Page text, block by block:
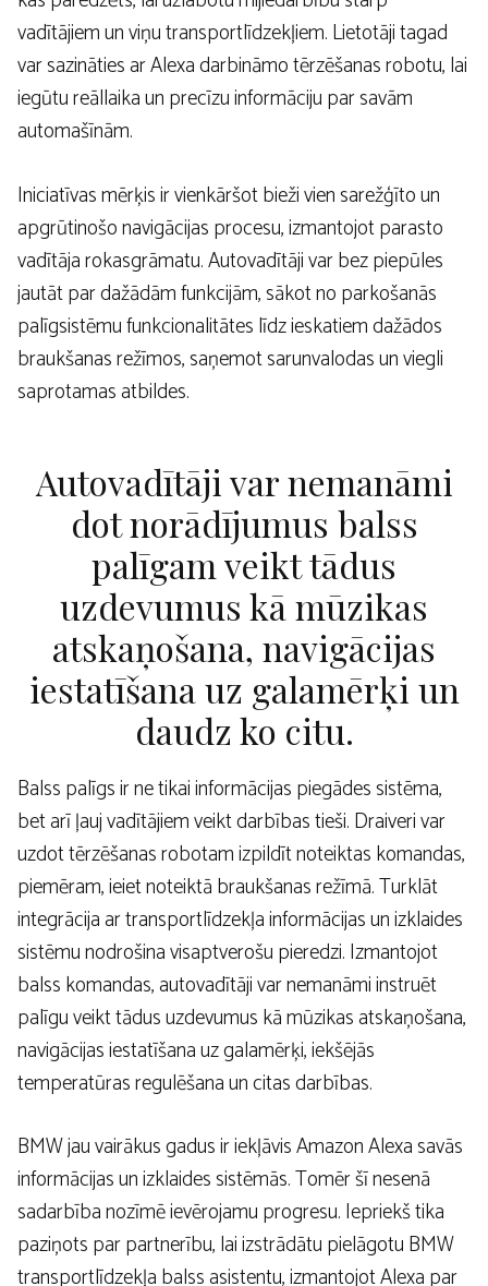
vadītājiem un viņu transportlīdzekļiem. Lietotāji tagad
var sazināties ar Alexa darbināmo tērzēšanas robotu, lai
iegūtu reāllaika un precīzu informāciju par savām
automašīnām.
Iniciatīvas mērķis ir vienkāršot bieži vien sarežģīto un
apgrūtinošo navigācijas procesu, izmantojot parasto
vadītāja rokasgrāmatu. Autovadītāji var bez piepūles
jautāt par dažādām funkcijām, sākot no parkošanās
palīgsistēmu funkcionalitātes līdz ieskatiem dažādos
braukšanas režīmos, saņemot sarunvalodas un viegli
saprotamas atbildes.
Autovadītāji var nemanāmi
dot norādījumus balss
palīgam veikt tādus
uzdevumus kā mūzikas
atskaņošana, navigācijas
iestatīšana uz galamērķi un
daudz ko citu.
Balss palīgs ir ne tikai informācijas piegādes sistēma,
bet arī ļauj vadītājiem veikt darbības tieši. Draiveri var
uzdot tērzēšanas robotam izpildīt noteiktas komandas,
piemēram, ieiet noteiktā braukšanas režīmā. Turklāt
integrācija ar transportlīdzekļa informācijas un izklaides
sistēmu nodrošina visaptverošu pieredzi. Izmantojot
balss komandas, autovadītāji var nemanāmi instruēt
palīgu veikt tādus uzdevumus kā mūzikas atskaņošana,
navigācijas iestatīšana uz galamērķi, iekšējās
temperatūras regulēšana un citas darbības.
BMW jau vairākus gadus ir iekļāvis Amazon Alexa savās
informācijas un izklaides sistēmās. Tomēr šī nesenā
sadarbība nozīmē ievērojamu progresu. Iepriekš tika
paziņots par partnerību, lai izstrādātu pielāgotu BMW
transportlīdzekļa balss asistentu, izmantojot Alexa par